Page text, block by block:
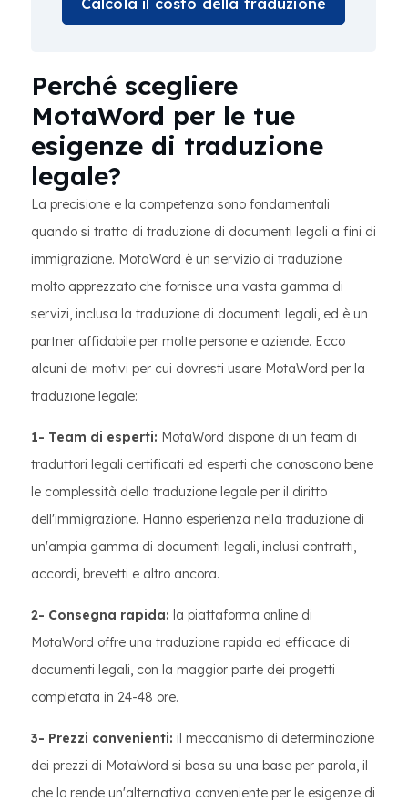
Calcola il costo della traduzione
Perché scegliere
MotaWord per le tue
esigenze di traduzione
legale?
La precisione e la competenza sono fondamentali
quando si tratta di traduzione di documenti legali a fini di
immigrazione. MotaWord è un servizio di traduzione
molto apprezzato che fornisce una vasta gamma di
servizi, inclusa la traduzione di documenti legali, ed è un
partner affidabile per molte persone e aziende. Ecco
alcuni dei motivi per cui dovresti usare MotaWord per la
traduzione legale:
1- Team di esperti: MotaWord dispone di un team di
traduttori legali certificati ed esperti che conoscono bene
le complessità della traduzione legale per il diritto
dell'immigrazione. Hanno esperienza nella traduzione di
un'ampia gamma di documenti legali, inclusi contratti,
accordi, brevetti e altro ancora.
2- Consegna rapida: la piattaforma online di
MotaWord offre una traduzione rapida ed efficace di
documenti legali, con la maggior parte dei progetti
completata in 24-48 ore.
3- Prezzi convenienti: il meccanismo di determinazione
dei prezzi di MotaWord si basa su una base per parola, il
che lo rende un'alternativa conveniente per le esigenze di